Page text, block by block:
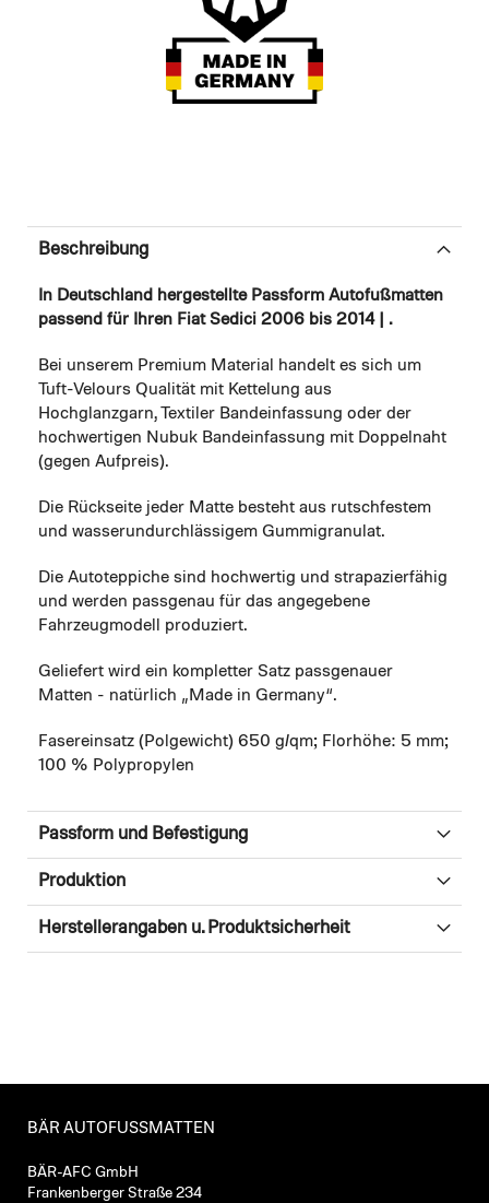
Beschreibung
In Deutschland hergestellte Passform Autofußmatten
passend für Ihren Fiat Sedici 2006 bis 2014 | .
Bei unserem Premium Material handelt es sich um
Tuft-Velours Qualität mit Kettelung aus
Hochglanzgarn, Textiler Bandeinfassung oder der
hochwertigen Nubuk Bandeinfassung mit Doppelnaht
(gegen Aufpreis).
Die Rückseite jeder Matte besteht aus rutschfestem
und wasserundurchlässigem Gummigranulat.
Die Autoteppiche sind hochwertig und strapazierfähig
und werden passgenau für das angegebene
Fahrzeugmodell produziert.
Geliefert wird ein kompletter Satz passgenauer
Matten - natürlich „Made in Germany“.
Fasereinsatz (Polgewicht) 650 g/qm; Florhöhe: 5 mm;
100 % Polypropylen
Passform und Befestigung
Produktion
Herstellerangaben u. Produktsicherheit
BÄR AUTOFUSSMATTEN
BÄR-AFC GmbH
Frankenberger Straße 234